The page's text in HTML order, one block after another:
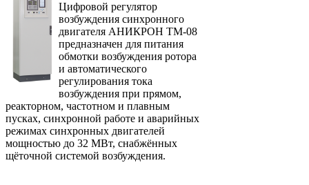
Цифровой регулятор
возбуждения синхронного
двигателя АНИКРОН ТМ-08
предназначен для питания
обмотки возбуждения ротора
и автоматического
регулирования тока
возбуждения при прямом,
реакторном, частотном и плавным
пусках, синхронной работе и аварийных
режимах синхронных двигателей
мощностью до 32 МВт, снабжённых
щёточной системой возбуждения.